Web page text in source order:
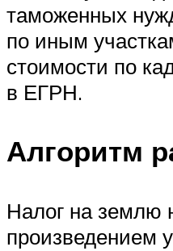
таможенных
по иным
стоимости по
в ЕГРН.
Алгоритм
Налог на землю
произведением